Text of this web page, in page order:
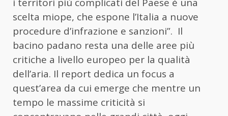
scelta miope, che espone l’Italia a nuove
procedure d’infrazione e sanzioni”. Il
bacino padano resta una delle aree più
critiche a livello europeo per la qualità
dell’aria. Il report dedica un focus a
quest’area da cui emerge che mentre un
tempo le massime criticità si